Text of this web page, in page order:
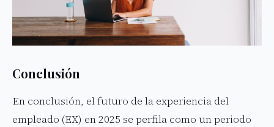
Conclusión
En conclusión, el futuro de la experiencia del
empleado (EX) en 2025 se perfila como un periodo